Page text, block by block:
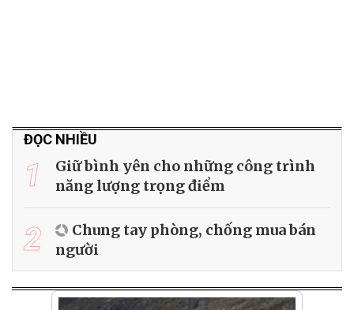
ĐỌC NHIỀU
1
Giữ bình yên cho những công trình
năng lượng trọng điểm
2
Chung tay phòng, chống mua bán
người